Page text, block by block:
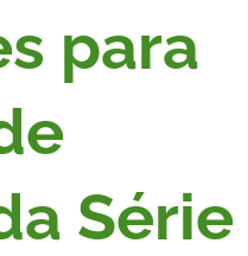
para
Série